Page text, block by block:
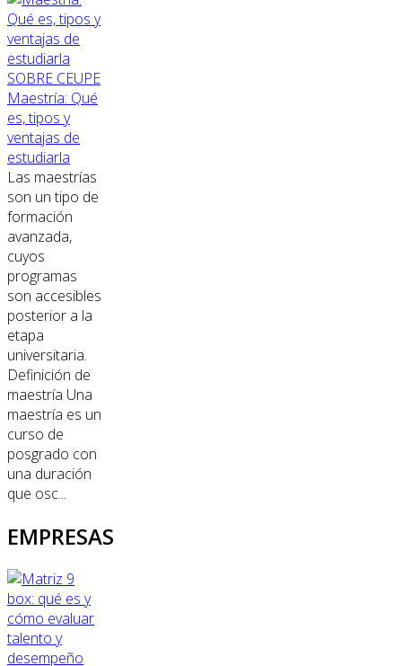
SOBRE CEUPE
Maestría: Qué
es, tipos y
ventajas de
estudiarla
Las maestrías
son un tipo de
formación
avanzada,
cuyos
programas
son accesibles
posterior a la
etapa
universitaria.
Definición de
maestría Una
maestría es un
curso de
posgrado con
una duración
que osc...
EMPRESAS